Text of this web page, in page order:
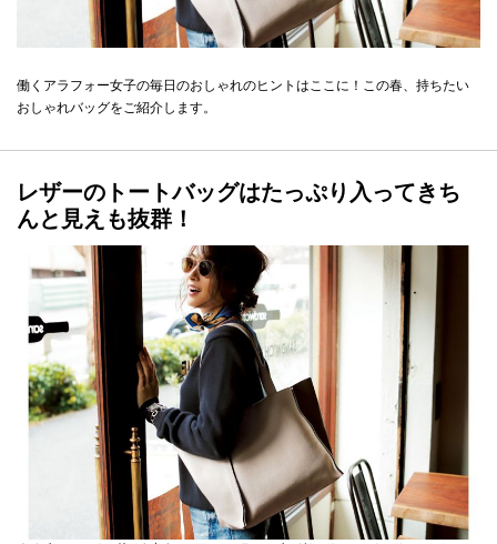
働くアラフォー女子の毎日のおしゃれのヒントはここに！この春、持ちたい
おしゃれバッグをご紹介します。
レザーのトートバッグはたっぷり入ってきち
んと見えも抜群！